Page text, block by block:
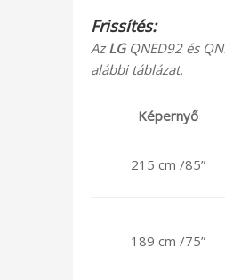
Frissítés:
AzLGQNED92 és
alábbi táblázat.
Képernyő
215 cm /85”
189 cm /75”